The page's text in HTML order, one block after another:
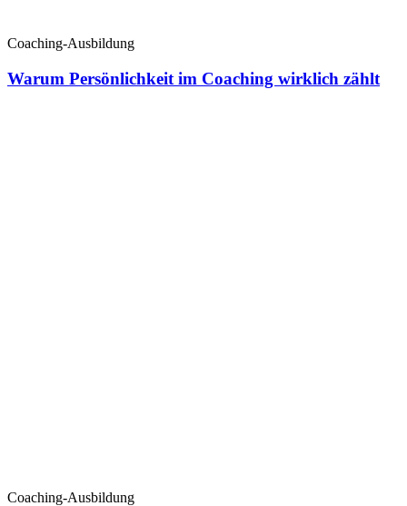
Coaching-Ausbildung
Warum Persönlichkeit im Coaching wirklich zählt
Coaching-Ausbildung